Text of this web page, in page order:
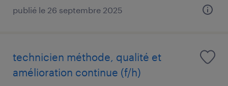
publié le 26 septembre 2025
technicien méthode, qualité et
amélioration continue (f/h)